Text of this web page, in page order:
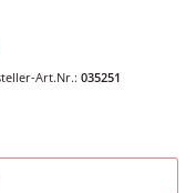
Art.Nr.: 035251